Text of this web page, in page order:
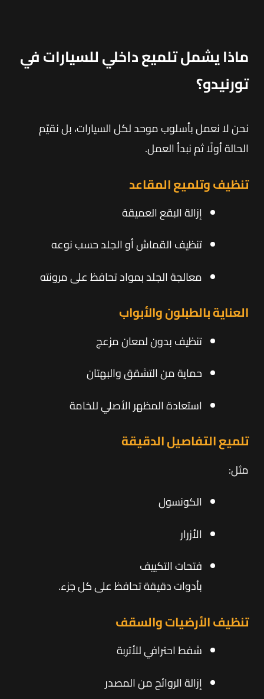
ماذا يشمل تلميع داخلي للسيارات في
تورنيدو؟
نحن لا نعمل بأسلوب موحد لكل السيارات، بل نقيّم
الحالة أولًا ثم نبدأ العمل.
تنظيف وتلميع المقاعد
إزالة البقع العميقة
تنظيف القماش أو الجلد حسب نوعه
معالجة الجلد بمواد تحافظ على مرونته
العناية بالطبلون والأبواب
تنظيف بدون لمعان مزعج
حماية من التشقق والبهتان
استعادة المظهر الأصلي للخامة
تلميع التفاصيل الدقيقة
مثل:
الكونسول
الأزرار
فتحات التكييف
بأدوات دقيقة تحافظ على كل جزء.
تنظيف الأرضيات والسقف
شفط احترافي للأتربة
إزالة الروائح من المصدر